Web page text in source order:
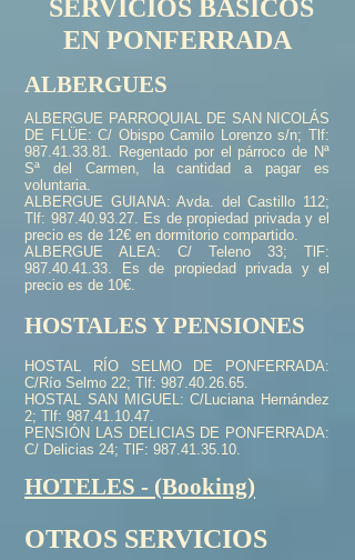
SERVICIOS BÁSICOS
EN PONFERRADA
ALBERGUES
ALBERGUE PARROQUIAL DE SAN NICOLÁS
DE FLÜE: C/ Obispo Camilo Lorenzo s/n; Tlf:
987.41.33.81. Regentado por el párroco de Nª
Sª del Carmen, la cantidad a pagar es
voluntaria.
ALBERGUE GUIANA: Avda. del Castillo 112;
Tlf: 987.40.93.27. Es de propiedad privada y el
precio es de 12€ en dormitorio compartido.
ALBERGUE ALEA: C/ Teleno 33; TlF:
987.40.41.33. Es de propiedad privada y el
precio es de 10€.
HOSTALES Y PENSIONES
HOSTAL RÍO SELMO DE PONFERRADA:
C/Río Selmo 22; Tlf: 987.40.26.65.
HOSTAL SAN MIGUEL: C/Luciana Hernández
2; Tlf: 987.41.10.47.
PENSIÓN LAS DELICIAS DE PONFERRADA:
C/ Delicias 24; TlF: 987.41.35.10.
HOTELES - (Booking)
OTROS SERVICIOS